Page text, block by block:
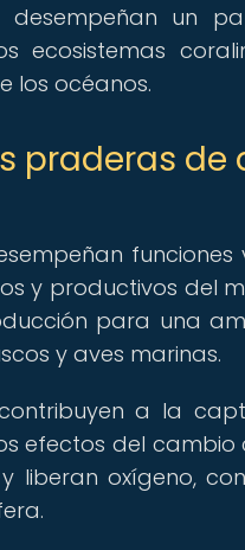
un
ecosistemas
los océanos.
praderas de
funciones
y productivos del
para una
y aves marinas.
a la
efectos del cambio
liberan oxígeno,